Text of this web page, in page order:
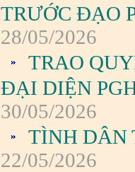
TRƯỚC ĐẠO
28/05/2026
TRAO
ĐẠI DIỆN
30/05/2026
TÌNH DÂN
22/05/2026